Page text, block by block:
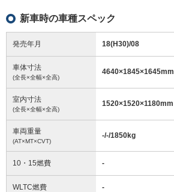
新車時の車種スペック
発売年月 18(H30)/08
車体寸法
(全長×全幅×全高)
4640×1845×1645mm
室内寸法
(全長×全幅×全高)
1520×1520×1180mm
車両重量
(AT×MT×CVT)
-/-/1850kg
10・15燃費 -
WLTC燃費 -